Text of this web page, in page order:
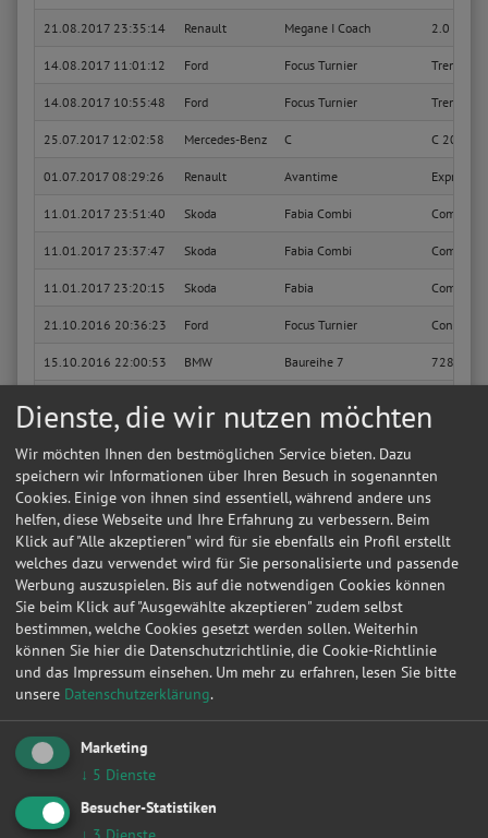
21.08.2017 23:35:14 Renault Megane I Coach 2.0
14.08.2017 11:01:12 Ford Focus Turnier Trend
14.08.2017 10:55:48 Ford Focus Turnier Trend
25.07.2017 12:02:58 Mercedes-Benz C C 200
01.07.2017 08:29:26 Renault Avantime
11.01.2017 23:51:40 Skoda Fabia Combi Comfort
11.01.2017 23:37:47 Skoda Fabia Combi Comfort
11.01.2017 23:20:15 Skoda Fabia Comfort
21.10.2016 20:36:23 Ford Focus Turnier
15.10.2016 22:00:53 BMW Baureihe 7 728i
25.09.2016 11:11:58
31.08.2016 12:38:06 BMW Baureihe 3 Touring 330d
04.08.2016 13:00:38 Renault Megane II Grandtour
04.08.2016 12:53:10 Renault Megane II Grandtour Avantage
04.08.2016 12:34:12 Renault Megane II Grandtour Avantage
20.06.2016 15:22:49 Volkswagen Bora Lim
02.06.2016 16:06:00 Audi A4 Avant 1.8 T
10.04.2016 17:21:22 Audi
Sie suchen in Wachau eine günstige Werkstatt?
28.03.2016 21:19:56
14.03.2016 17:39:02 Volkswagen
Dienste, die wir nutzen möchten
Wir möchten Ihnen den bestmöglichen Service bieten. Dazu
speichern wir Informationen über Ihren Besuch in sogenannten
Cookies. Einige von ihnen sind essentiell, während andere uns
helfen, diese Webseite und Ihre Erfahrung zu verbessern. Beim
Klick auf "Alle akzeptieren" wird für sie ebenfalls ein Profil erstellt
welches dazu verwendet wird für Sie personalisierte und passende
Werbung auszuspielen. Bis auf die notwendigen Cookies können
Sie beim Klick auf "Ausgewählte akzeptieren" zudem selbst
bestimmen, welche Cookies gesetzt werden sollen. Weiterhin
können Sie hier die Datenschutzrichtlinie, die Cookie-Richtlinie
und das Impressum einsehen. Um mehr zu erfahren, lesen Sie bitte
unsere Datenschutzerklärung.
Marketing
↓ 5 Dienste
Besucher-Statistiken